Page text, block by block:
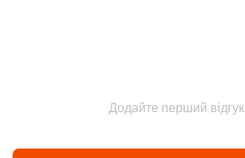
Додайте перший відгук